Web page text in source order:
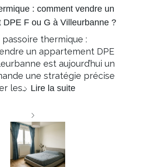
: comment vendre un
DPE F ou G à Villeurbanne ?
thermique :
un appartement DPE
est aujourd’hui un
une stratégie précise
les… Lire la suite